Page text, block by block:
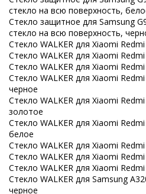
стекло на всю поверхность,
Стекло защитное для Samsung
стекло на всю поверхность,
Стекло WALKER для Xiaomi
Стекло WALKER для Xiaomi
Стекло WALKER для Xiaomi
Стекло WALKER для Xiaomi
черное
Стекло WALKER для Xiaomi
золотое
Стекло WALKER для Xiaomi
белое
Стекло WALKER для Xiaomi
Стекло WALKER для Xiaomi
Стекло WALKER для Xiaomi
Стекло WALKER для Samsung
черное